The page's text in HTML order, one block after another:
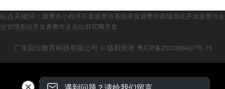
站点关键词： 襄樊市小程序开发襄樊市系统开发襄樊市商城系统开发襄樊市企
业管理系统开发襄樊市企业站群官网开发
广东启云教育科技有限公司 © 版权所有 粤ICP备2023089437号-15